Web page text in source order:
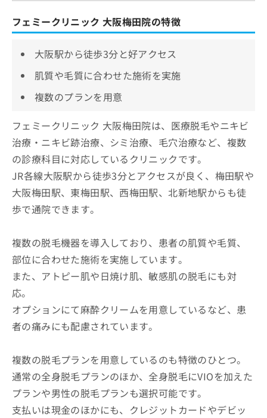
フェミークリニック 大阪梅田院の特徴
大阪駅から徒歩3分と好アクセス
肌質や毛質に合わせた施術を実施
複数のプランを用意
フェミークリニック 大阪梅田院は、医療脱毛やニキビ
治療・ニキビ跡治療、シミ治療、毛穴治療など、複数
の診療科目に対応しているクリニックです。
JR各線大阪駅から徒歩3分とアクセスが良く、梅田駅や
大阪梅田駅、東梅田駅、西梅田駅、北新地駅からも徒
歩で通院できます。
複数の脱毛機器を導入しており、患者の肌質や毛質、
部位に合わせた施術を実施しています。
また、アトピー肌や日焼け肌、敏感肌の脱毛にも対
応。
オプションにて麻酔クリームを用意しているなど、患
者の痛みにも配慮されています。
複数の脱毛プランを用意しているのも特徴のひとつ。
通常の全身脱毛プランのほか、全身脱毛にVIOを加えた
プランや男性の脱毛プランも選択可能です。
支払いは現金のほかにも、クレジットカードやデビッ